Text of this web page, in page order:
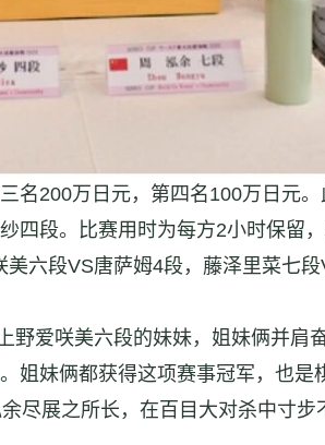
200万日元，第四名100万日元
四段。比赛用时为每方2小时保留，
六段VS唐萨姆4段，藤泽里菜七
爱咲美六段的妹妹，姐妹俩并肩
姐妹俩都获得这项赛事冠军，也是
展之所长，在百目大对杀中寸步